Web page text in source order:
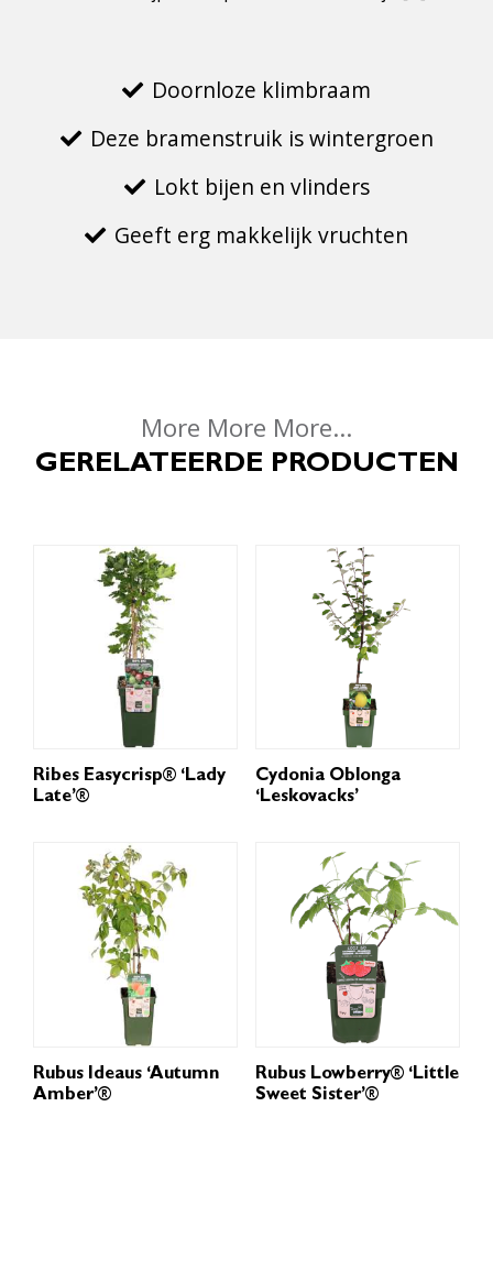
Doornloze klimbraam
Deze bramenstruik is wintergroen
Lokt bijen en vlinders
Geeft erg makkelijk vruchten
More More More...
GERELATEERDE PRODUCTEN
Ribes Easycrisp® ‘Lady
Late’®
Cydonia Oblonga
‘Leskovacks’
Rubus Ideaus ‘Autumn
Amber’®
Rubus Lowberry® ‘Little
Sweet Sister’®